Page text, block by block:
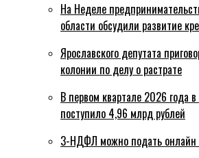
На Неделе
области обсудили развитие
Ярославского депутата
колонии по делу о растрате
В первом квартале 2026 года
поступило 4,96 млрд рублей
3-НДФЛ можно подать онлайн